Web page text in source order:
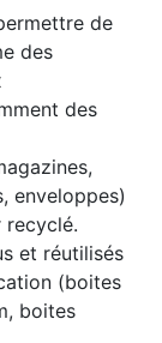
de
des
des
enveloppes)
et réutilisés
(boites
boites